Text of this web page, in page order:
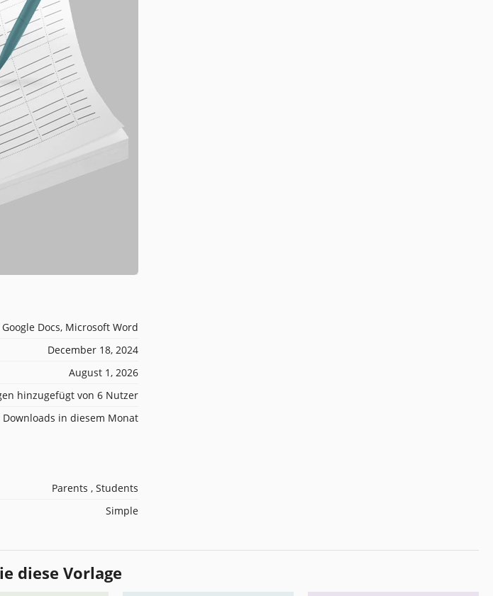
Google Docs, Microsoft Word
December 18, 2024
August 1, 2026
hinzugefügt von 6 Nutzer
Downloads in diesem Monat
Parents , Students
Simple
diese Vorlage